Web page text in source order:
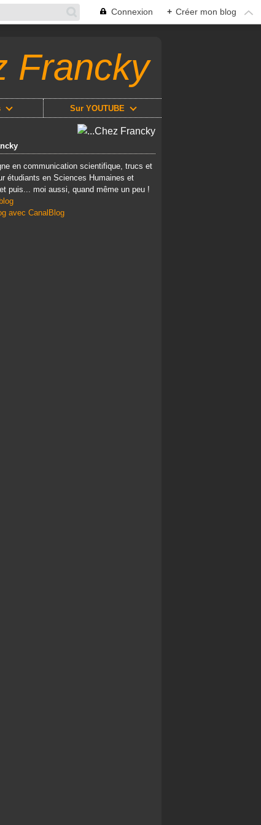
Connexion + Créer mon blog
Francky
Sur YOUTUBE
en communication scientifique, trucs et
étudiants en Sciences Humaines et
puis... moi aussi, quand même un peu !
avec CanalBlog